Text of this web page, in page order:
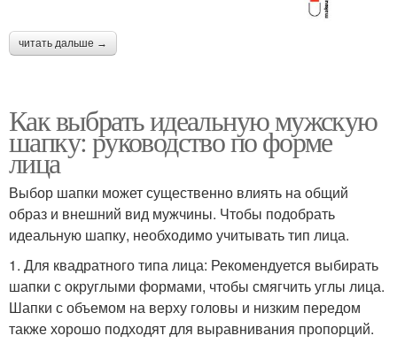
читать дальше →
Как выбрать идеальную мужскую
шапку: руководство по форме
лица
Выбор шапки может существенно влиять на общий
образ и внешний вид мужчины. Чтобы подобрать
идеальную шапку, необходимо учитывать тип лица.
1. Для квадратного типа лица: Рекомендуется выбирать
шапки с округлыми формами, чтобы смягчить углы лица.
Шапки с объемом на верху головы и низким передом
также хорошо подходят для выравнивания пропорций.